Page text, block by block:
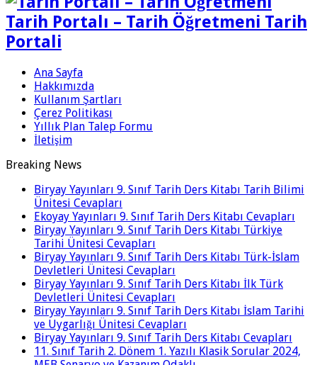
Tarih Portalı – Tarih Öğretmeni Tarih
Portali
Ana Sayfa
Hakkımızda
Kullanım Şartları
Çerez Politikası
Yıllık Plan Talep Formu
İletişim
Breaking News
Biryay Yayınları 9. Sınıf Tarih Ders Kitabı Tarih Bilimi
Ünitesi Cevapları
Ekoyay Yayınları 9. Sınıf Tarih Ders Kitabı Cevapları
Biryay Yayınları 9. Sınıf Tarih Ders Kitabı Türkiye
Tarihi Ünitesi Cevapları
Biryay Yayınları 9. Sınıf Tarih Ders Kitabı Türk-İslam
Devletleri Ünitesi Cevapları
Biryay Yayınları 9. Sınıf Tarih Ders Kitabı İlk Türk
Devletleri Ünitesi Cevapları
Biryay Yayınları 9. Sınıf Tarih Ders Kitabı İslam Tarihi
ve Uygarlığı Ünitesi Cevapları
Biryay Yayınları 9. Sınıf Tarih Ders Kitabı Cevapları
11. Sınıf Tarih 2. Dönem 1. Yazılı Klasik Sorular 2024,